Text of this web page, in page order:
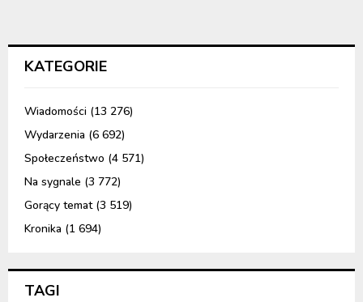
KATEGORIE
Wiadomości (13 276)
Wydarzenia (6 692)
Społeczeństwo (4 571)
Na sygnale (3 772)
Gorący temat(3 519)
Kronika (1 694)
TAGI